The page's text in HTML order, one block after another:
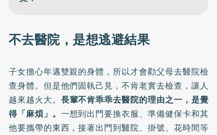
不去醫院，是想逃避結果
子女擔心年邁雙親的身體，所以才會勸父母去醫院檢
查身體。但是他們固執己見，不肯老實去檢查，讓人
越來越火大。 長輩不肯乖乖去醫院的理由之一，是覺
得「麻煩」。 一想到出門要換衣服、準備健保卡和其
他要攜帶的東西，接著出門到醫院、掛號、花時間等